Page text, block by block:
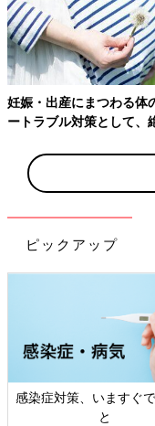
出典：Instagramアカウント
こちらはちびうさふく
買えたそうで、他に
ル期間をチェックして
すよね♪
沸
ム
の
は
ご
どのアイテムもH&M
価格で買えちゃうのは
る商品もあり、驚き
キッズ・ベビーをチェ
(文・ナキナキ)
妊娠・出産にまつわる体
ートラブル対策として、
ピックアップ
感染症対策、いますぐ
と